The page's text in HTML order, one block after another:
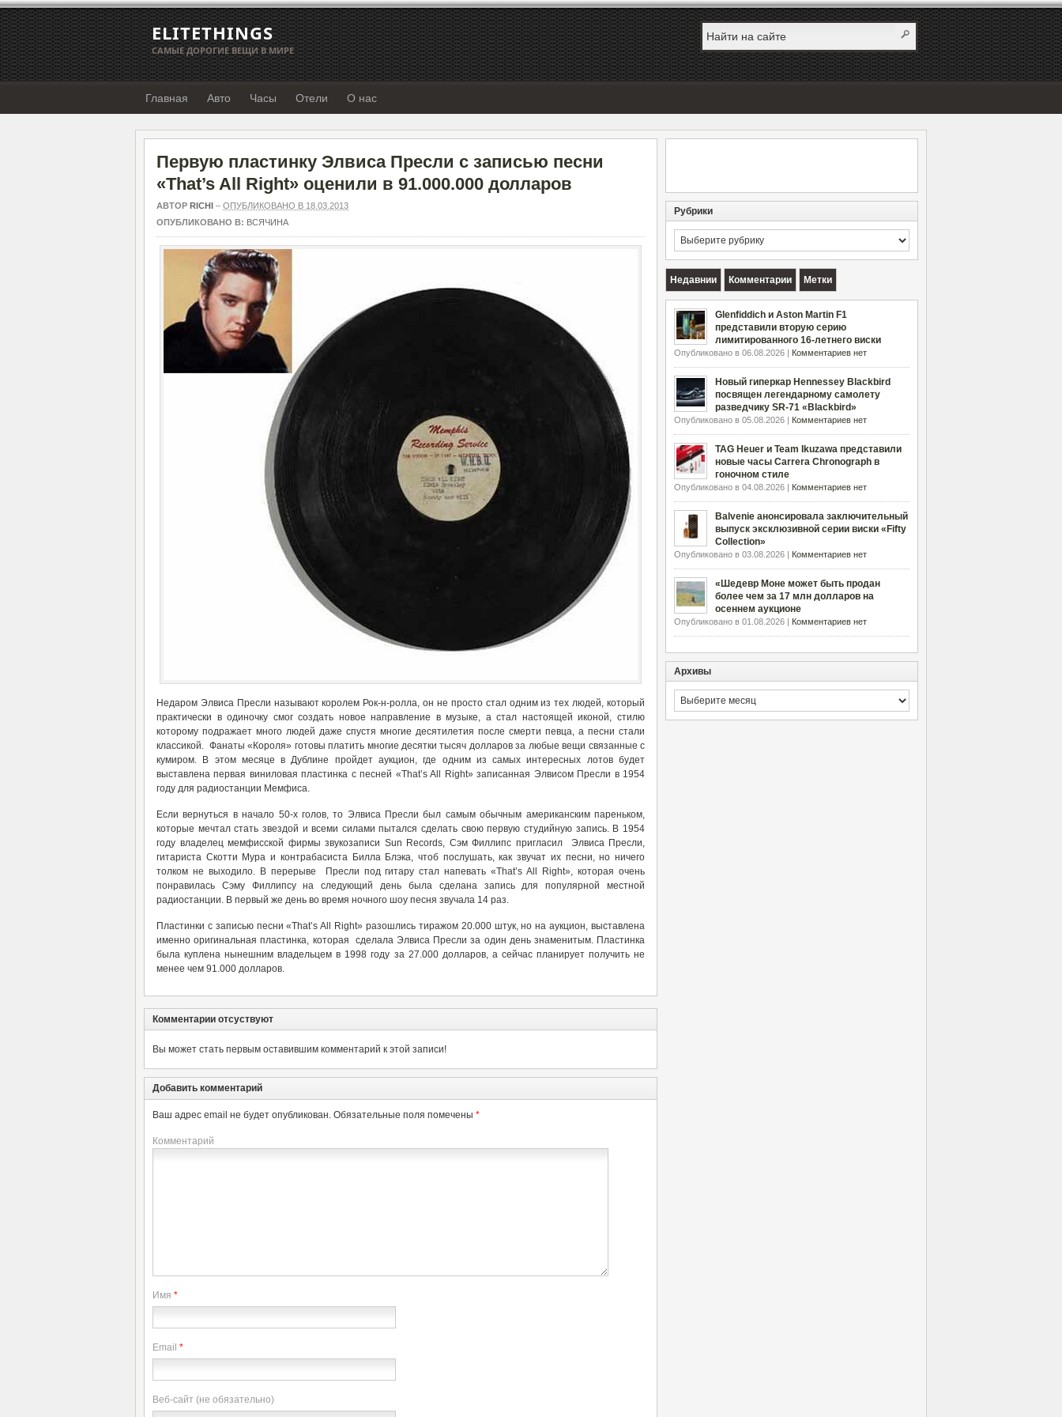
ELITETHINGS
САМЫЕ ДОРОГИЕ ВЕЩИ В МИРЕ
Главная Авто Часы Отели О нас
Первую пластинку Элвиса Пресли с записью песни
«That’s All Right» оценили в 91.000.000 долларов
АВТОР RICHI – ОПУБЛИКОВАНО В 18.03.2013
ОПУБЛИКОВАНО В: ВСЯЧИНА
Недаром Элвиса Пресли называют королем Рок-н-ролла, он не просто стал одним из тех людей, который
практически в одиночку смог создать новое направление в музыке, а стал настоящей иконой, стилю
которому подражает много людей даже спустя многие десятилетия после смерти певца, а песни стали
классикой. Фанаты «Короля» готовы платить многие десятки тысяч долларов за любые вещи связанные с
кумиром. В этом месяце в Дублине пройдет аукцион, где одним из самых интересных лотов будет
выставлена первая виниловая пластинка с песней «That’s All Right» записанная Элвисом Пресли в 1954
году для радиостанции Мемфиса.
Если вернуться в начало 50-х голов, то Элвиса Пресли был самым обычным американским пареньком,
которые мечтал стать звездой и всеми силами пытался сделать свою первую студийную запись. В 1954
году владелец мемфисской фирмы звукозаписи Sun Records, Сэм Филлипс пригласил Элвиса Пресли,
гитариста Скотти Мура и контрабасиста Билла Блэка, чтоб послушать, как звучат их песни, но ничего
толком не выходило. В перерыве Пресли под гитару стал напевать «That’s All Right», которая очень
понравилась Сэму Филлипсу на следующий день была сделана запись для популярной местной
радиостанции. В первый же день во время ночного шоу песня звучала 14 раз.
Пластинки с записью песни «That’s All Right» разошлись тиражом 20.000 штук, но на аукцион, выставлена
именно оригинальная пластинка, которая сделала Элвиса Пресли за один день знаменитым. Пластинка
была куплена нынешним владельцем в 1998 году за 27.000 долларов, а сейчас планирует получить не
менее чем 91.000 долларов.
Комментарии отсуствуют
Вы может стать первым оставившим комментарий к этой записи!
Добавить комментарий
Ваш адрес email не будет опубликован. Обязательные поля помечены *
Комментарий
Имя *
Email *
Веб-сайт (не обязательно)
Рубрики
Рубрики
Недавнии Комментарии Метки
Glenfiddich и Aston Martin F1
представили вторую серию
лимитированного 16-летнего виски
Опубликовано в 06.08.2026 | Комментариев нет
Новый гиперкар Hennessey Blackbird
посвящен легендарному самолету
разведчику SR-71 «Blackbird»
Опубликовано в 05.08.2026 | Комментариев нет
TAG Heuer и Team Ikuzawa представили
новые часы Carrera Chronograph в
гоночном стиле
Опубликовано в 04.08.2026 | Комментариев нет
Balvenie анонсировала заключительный
выпуск эксклюзивной серии виски «Fifty
Collection»
Опубликовано в 03.08.2026 | Комментариев нет
«Шедевр Моне может быть продан
более чем за 17 млн долларов на
осеннем аукционе
Опубликовано в 01.08.2026 | Комментариев нет
Архивы
Архивы